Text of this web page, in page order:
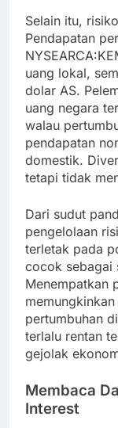
Selain itu,
Pendapatan
uang lokal,
dolar AS.
uang negara
walau
pendapatan
domestik.
tetapi tidak
Dari sudut
pengelolaan
terletak pada
cocok sebagai
Menempatkan
pertumbuhan
terlalu rentan
gejolak
Membaca
Interest